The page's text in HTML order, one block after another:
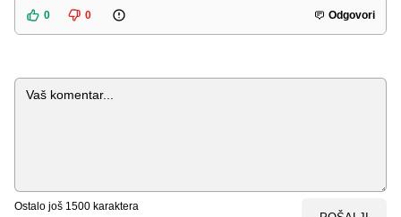
0 0 Odgovori
Komentar
Ostalo još 1500 karaktera